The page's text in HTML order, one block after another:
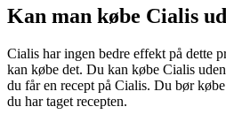
Kan man købe Cialis
Cialis har ingen bedre effekt på dette
kan købe det. Du kan købe Cialis
du får en recept på Cialis. Du bør
du har taget recepten.